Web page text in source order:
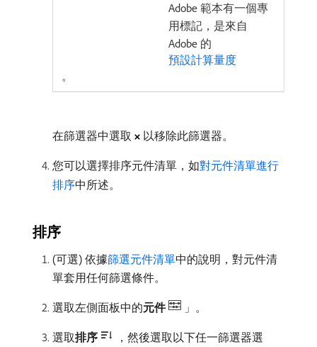
Adobe 範本有一個專
用標記，是來自
Adobe 的
預設計算量度
。
在篩選器中選取 以移除此篩選器。
您可以選擇排序元件清單，如對元件清單進行
排序中所述。
排序
(可選) 依據篩選元件清單中的說明，對元件清
單套用任何篩選條件。
選取左側面板中的​元件 」。
選取​排序
，然後選取以下任一篩選器選